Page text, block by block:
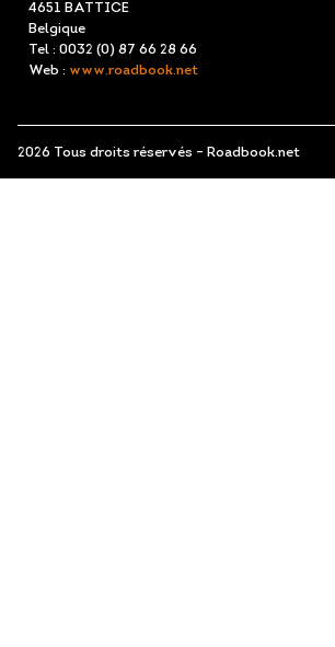
4651 BATTICE
Belgique
Tel : 0032 (0) 87 66 28 66
Web : www.roadbook.net
2026 Tous droits réservés – Roadbook.net